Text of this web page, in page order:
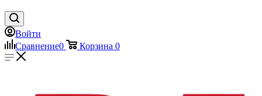
Войти
Сравнение0 Корзина 0